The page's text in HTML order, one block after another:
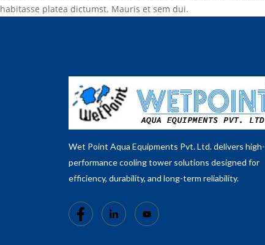
habitasse platea dictumst. Mauris et sem dui.
Wet Point Aqua Equipments Pvt. Ltd. delivers high-
performance cooling tower solutions designed for
efficiency, durability, and long-term reliability.